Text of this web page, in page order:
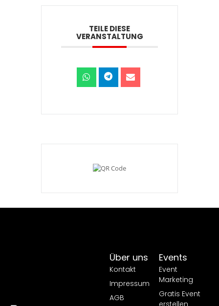
TEILE DIESE
VERANSTALTUNG
Events
Event
Marketing
Gratis Event
Über uns
Kontakt
Impressum
AGB